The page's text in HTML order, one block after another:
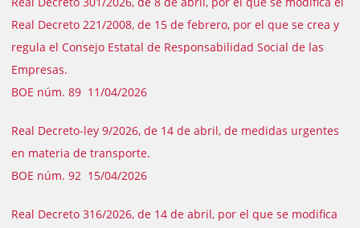
Real Decreto 221/2008, de 15 de febrero, por el que se crea y
regula el Consejo Estatal de Responsabilidad Social de las
Empresas.
BOE núm. 89 11/04/2026
Real Decreto-ley 9/2026, de 14 de abril, de medidas urgentes
en materia de transporte.
BOE núm. 92 15/04/2026
Real Decreto 316/2026, de 14 de abril, por el que se modifica